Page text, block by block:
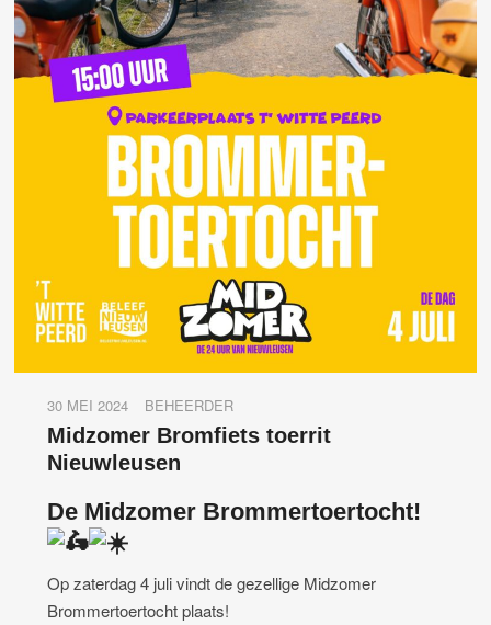
30 MEI 2024 BEHEERDER
Midzomer Bromfiets toerrit
Nieuwleusen
De Midzomer Brommertoertocht!
Op zaterdag 4 juli vindt de gezellige Midzomer
Brommertoertocht plaats!